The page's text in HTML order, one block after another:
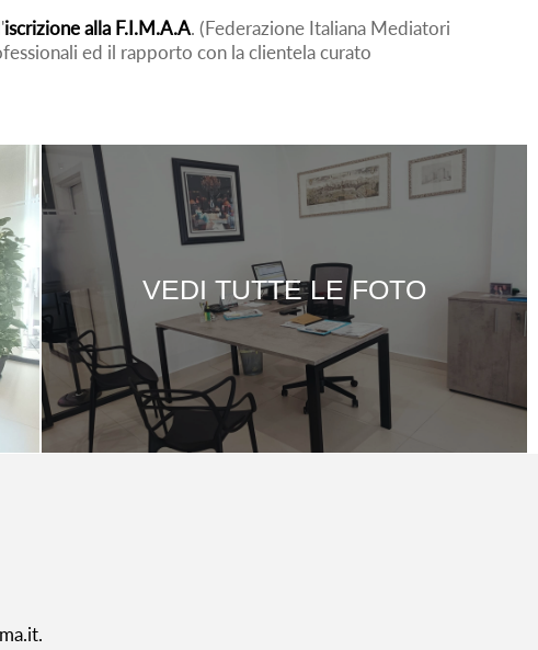
iscrizione alla F.I.M.A.A. (Federazione Italiana Mediatori
ed il rapporto con la clientela curato
VEDI TUTTE LE FOTO